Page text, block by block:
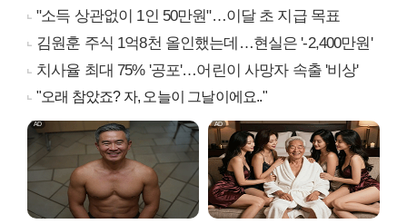
"소득 상관없이 1인 50만원"…이달 초 지급 목표
김원훈 주식 1억8천 올인했는데…현실은 '-2,400만원'
치사율 최대 75% '공포'…어린이 사망자 속출 '비상'
"오래 참았죠? 자, 오늘이 그날이에요.."